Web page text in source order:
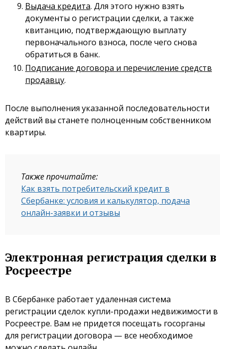
Выдача кредита. Для этого нужно взять
документы о регистрации сделки, а также
квитанцию, подтверждающую выплату
первоначального взноса, после чего снова
обратиться в банк.
Подписание договора и перечисление средств
продавцу.
После выполнения указанной последовательности
действий вы станете полноценным собственником
квартиры.
Также прочитайте:
Как взять потребительский кредит в
Сбербанке: условия и калькулятор, подача
онлайн-заявки и отзывы
Электронная регистрация сделки в
Росреестре
В Сбербанке работает удаленная система
регистрации сделок купли-продажи недвижимости в
Росреестре. Вам не придется посещать госорганы
для регистрации договора — все необходимое